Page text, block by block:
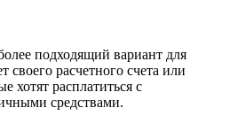
подходящий вариант для
своего расчетного счета или
хотят расплатиться с
средствами.